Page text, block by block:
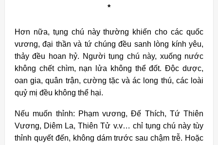
*
Hơn nữa, tụng chú này thường khiến cho các quốc
vương, đại thần và tứ chúng đều sanh lòng kính yêu,
thảy đều hoan hỷ. Người tụng chú này, xuống nước
không chết chìm, nạn lửa không thể đốt. Độc dược,
oan gia, quân trận, cường tặc và ác long thú, các loài
quỷ mị đều không thể hại.
Nếu muốn thỉnh: Phạm vương, Đế Thích, Tứ Thiên
Vương, Diêm La, Thiên Tử v.v… chỉ tụng chú này tùy
thỉnh quyết đến, không dám trước sau chậm trễ. Hoặc